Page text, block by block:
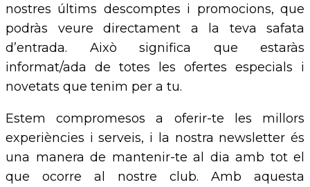
nostres últims descomptes i promocions, que
podràs veure directament a la teva safata
d’entrada. Això significa que estaràs
informat/ada de totes les ofertes especials i
novetats que tenim per a tu.
Estem compromesos a oferir-te les millors
experiències i serveis, i la nostra newsletter és
una manera de mantenir-te al dia amb tot el
que ocorre al nostre club. Amb aquesta